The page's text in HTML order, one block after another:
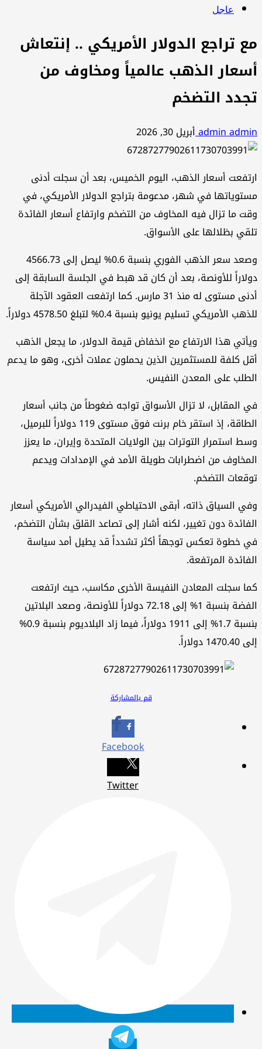
عاجل
مع تراجع الدولار الأمريكي .. إنتعاش
أسعار الذهب عالمياً ومخاوف من
تجدد التضخم
admin adminأبريل 30, 2026
ارتفعت أسعار الذهب، اليوم الخميس، بعد أن سجلت أدنى
مستوياتها في شهر، مدعومة بتراجع الدولار الأمريكي، في
وقت ما تزال فيه المخاوف من التضخم وارتفاع أسعار الفائدة
تلقي بظلالها على الأسواق.
وصعد سعر الذهب الفوري بنسبة 0.6% ليصل إلى 4566.73
دولاراً للأونصة، بعد أن كان قد هبط في الجلسة السابقة إلى
أدنى مستوى له منذ 31 مارس. كما ارتفعت العقود الآجلة
للذهب الأمريكي تسليم يونيو بنسبة 0.4% لتبلغ 4578.50 دولاراً.
ويأتي هذا الارتفاع مع انخفاض قيمة الدولار، ما يجعل الذهب
أقل كلفة للمستثمرين الذين يحملون عملات أخرى، وهو ما يدعم
الطلب على المعدن النفيس.
في المقابل، لا تزال الأسواق تواجه ضغوطاً من جانب أسعار
الطاقة، إذ استقر خام برنت فوق مستوى 119 دولاراً للبرميل،
وسط استمرار التوترات بين الولايات المتحدة وإيران، ما يعزز
المخاوف من اضطرابات طويلة الأمد في الإمدادات ويدعم
توقعات التضخم.
وفي السياق ذاته، أبقى الاحتياطي الفيدرالي الأمريكي أسعار
الفائدة دون تغيير، لكنه أشار إلى تصاعد القلق بشأن التضخم،
في خطوة تعكس توجهاً أكثر تشدداً قد يطيل أمد سياسة
الفائدة المرتفعة.
كما سجلت المعادن النفيسة الأخرى مكاسب، حيث ارتفعت
الفضة بنسبة 1% إلى 72.18 دولاراً للأونصة، وصعد البلاتين
بنسبة 1.7% إلى 1911 دولاراً، فيما زاد البلاديوم بنسبة 0.9%
إلى 1470.40 دولاراً.
قم بالمشاركة
Facebook
Twitter